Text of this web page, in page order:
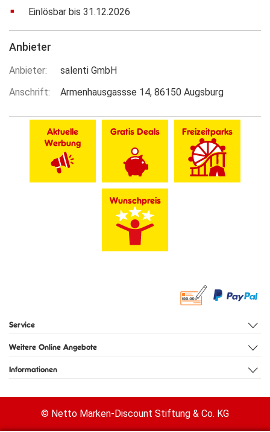
Einlösbar bis 31.12.2026
Anbieter
Anbieter
salenti GmbH
Anschrift
Armenhausgassse 14 86150 Augsburg
Aktuelle
Werbung
Gratis Deals Freizeitparks
Wunschpreis
Service
Weitere Online Angebote
Informationen
© Netto Marken-Discount Stiftung & Co. KG